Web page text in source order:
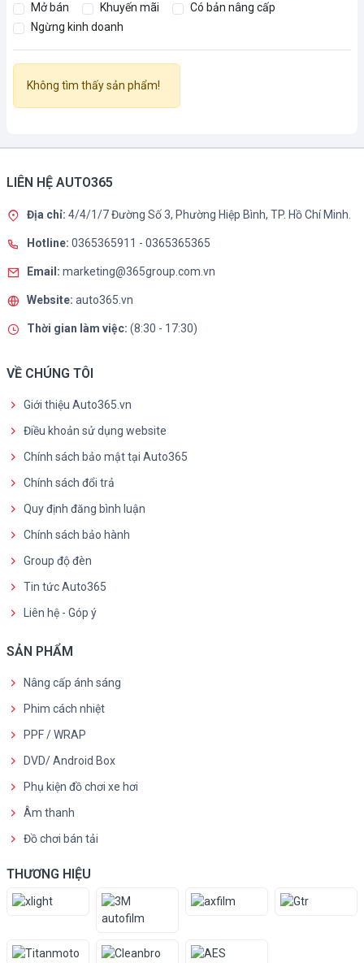
Mở bán
Khuyến mãi
Có bản nâng cấp
Ngừng kinh doanh
Không tìm thấy sản phẩm!
LIÊN HỆ AUTO365
Địa chỉ: 4/4/1/7 Đường Số 3, Phường Hiệp Bình, TP. Hồ Chí Minh.
Hotline: 0365365911 - 0365365365
Email: marketing@365group.com.vn
Website: auto365.vn
Thời gian làm việc: (8:30 - 17:30)
VỀ CHÚNG TÔI
Giới thiệu Auto365.vn
Điều khoản sử dụng website
Chính sách bảo mật tại Auto365
Chính sách đổi trả
Quy định đăng bình luận
Chính sách bảo hành
Group độ đèn
Tin tức Auto365
Liên hệ - Góp ý
SẢN PHẨM
Nâng cấp ánh sáng
Phim cách nhiệt
PPF / WRAP
DVD/ Android Box
Phụ kiện đồ chơi xe hơi
Âm thanh
Đồ chơi bán tải
THƯƠNG HIỆU